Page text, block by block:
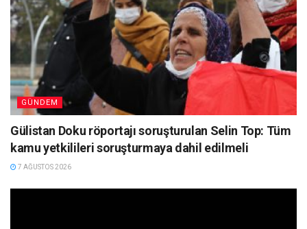
GÜNDEM
Gülistan Doku röportajı soruşturulan Selin Top: Tüm
kamu yetkilileri soruşturmaya dahil edilmeli
7 AĞUSTOS 2026